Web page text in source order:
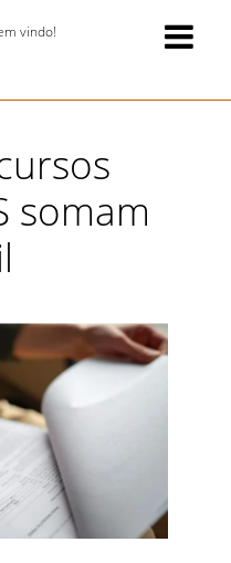
vindo!
somam